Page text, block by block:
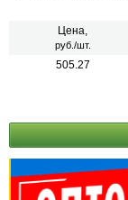
Цена,
руб./шт.
505.27